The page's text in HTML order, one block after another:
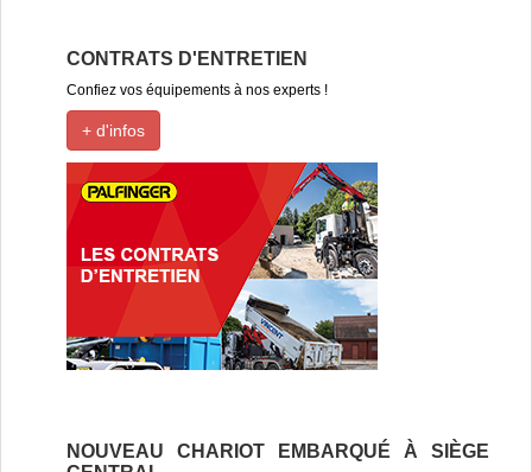
CONTRATS D'ENTRETIEN
Confiez vos équipements à nos experts !
+ d'infos
NOUVEAU CHARIOT EMBARQUÉ À SIÈGE